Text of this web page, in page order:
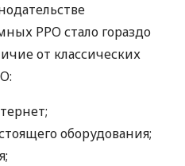
РРО стало гораздо
от классических
оборудования;